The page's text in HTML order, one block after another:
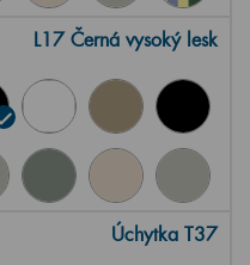
L17 Černá vysoký lesk
Úchytka T37